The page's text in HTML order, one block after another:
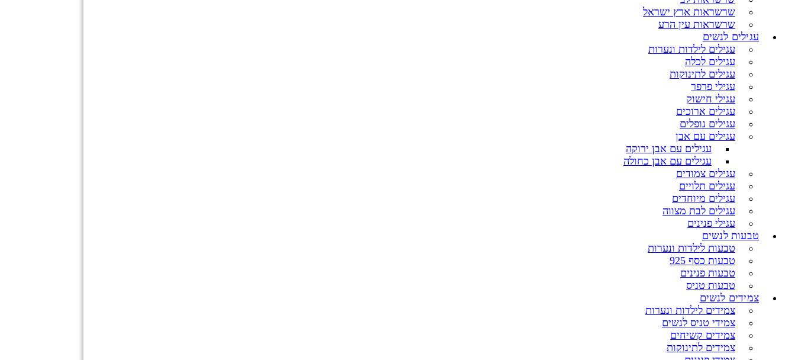
שרשראות ארץ ישראל
שרשראות עין הרע
עגילים לנשים
עגילים לילדות ונערות
עגילים לכלה
עגילים לתינוקות
עגילי פרפר
עגילי חישוק
עגילים ארוכים
עגילים נופלים
עגילים עם אבן
עגילים עם אבן ירוקה
עגילים עם אבן כחולה
עגילים צמודים
עגילים תלויים
עגילים מיוחדים
עגילים לבת מצווה
עגילי פנינים
טבעות לנשים
טבעות לילדות ונערות
טבעות כסף 925
טבעות פנינים
טבעות טניס
צמידים לנשים
צמידים לילדות ונערות
צמידי טניס לנשים
צמידים קשיחים
צמידים לתינוקות